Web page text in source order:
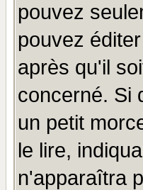
pouvez
pouvez
après qu'il
concerné. Si
un petit
le lire,
n'apparaîtra